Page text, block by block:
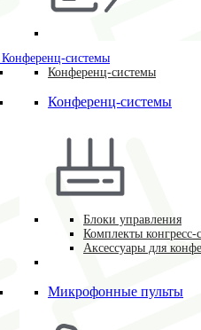
Конференц-системы
Конференц-системы
Конференц-системы
Блоки управления
Комплекты конгресс-
Аксессуары для
Микрофонные пульты